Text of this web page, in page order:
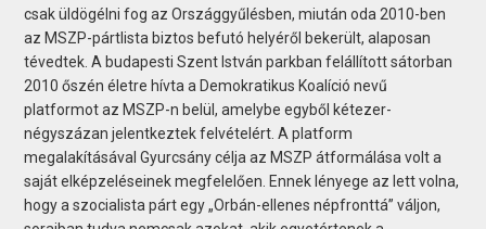
csak üldögélni fog az Országgyűlésben, miután oda 2010-ben
az MSZP-pártlista biztos befutó helyéről bekerült, alaposan
tévedtek. A budapesti Szent István parkban felállított sátorban
2010 őszén életre hívta a Demokratikus Koalíció nevű
platformot az MSZP-n belül, amelybe egyből kétezer-
négyszázan jelentkeztek felvételért. A platform
megalakításával Gyurcsány célja az MSZP átformálása volt a
saját elképzeléseinek megfelelően. Ennek lényege az lett volna,
hogy a szocialista párt egy „Orbán-ellenes népfronttá” váljon,